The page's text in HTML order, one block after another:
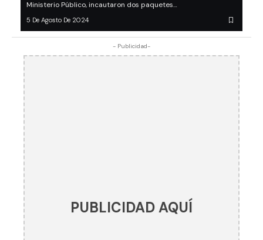
Ministerio Público, incautaron dos paquetes…
5 De Agosto De 2024
- Publicidad-
PUBLICIDAD AQUÍ